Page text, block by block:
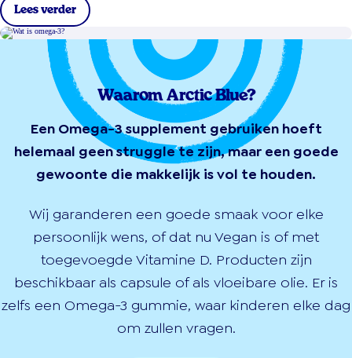
Lees verder
Waarom Arctic Blue?
Een Omega-3 supplement gebruiken hoeft
helemaal geen struggle te zijn, maar een goede
gewoonte die makkelijk is vol te houden.
Wij garanderen een goede smaak voor elke
persoonlijk wens, of dat nu Vegan is of met
toegevoegde Vitamine D. Producten zijn
beschikbaar als capsule of als vloeibare olie. Er is
zelfs een Omega-3 gummie, waar kinderen elke dag
om zullen vragen.